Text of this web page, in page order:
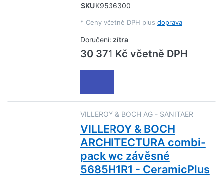
SKUK9536300
* Ceny včetně DPH plus doprava
Doručení: zítra
30 371 Kč včetně DPH
VILLEROY & BOCH AG - SANITAER
VILLEROY & BOCH
ARCHITECTURA combi-
pack wc závěsné
5685H1R1 - CeramicPlus